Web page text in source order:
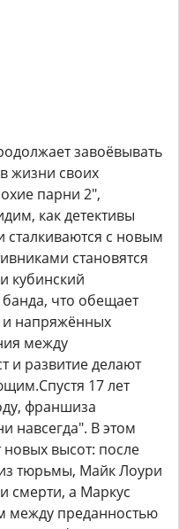
завоёвывать
жизни своих
парни 2",
как детективы
сталкиваются с новым
становятся
кубинский
что обещает
напряжённых
между
и развитие делают
17 лет
франшиза
навсегда". В этом
высот: после
тюрьмы, Майк Лоури
смерти, а Маркус
между преданностью